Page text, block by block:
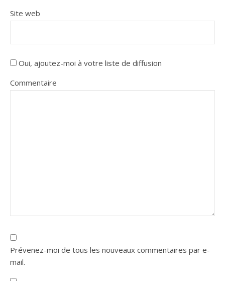
Site web
Oui, ajoutez-moi à votre liste de diffusion
Commentaire
Prévenez-moi de tous les nouveaux commentaires par e-
mail.